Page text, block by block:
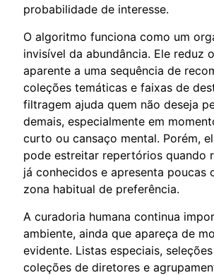
probabilidade de interesse.
O algoritmo funciona como um
invisível da abundância. Ele reduz
aparente a uma sequência de
coleções temáticas e faixas de
filtragem ajuda quem não deseja
demais, especialmente em
curto ou cansaço mental. Porém,
pode estreitar repertórios quando
já conhecidos e apresenta poucas
zona habitual de preferência.
A curadoria humana continua
ambiente, ainda que apareça de
evidente. Listas especiais,
coleções de diretores e